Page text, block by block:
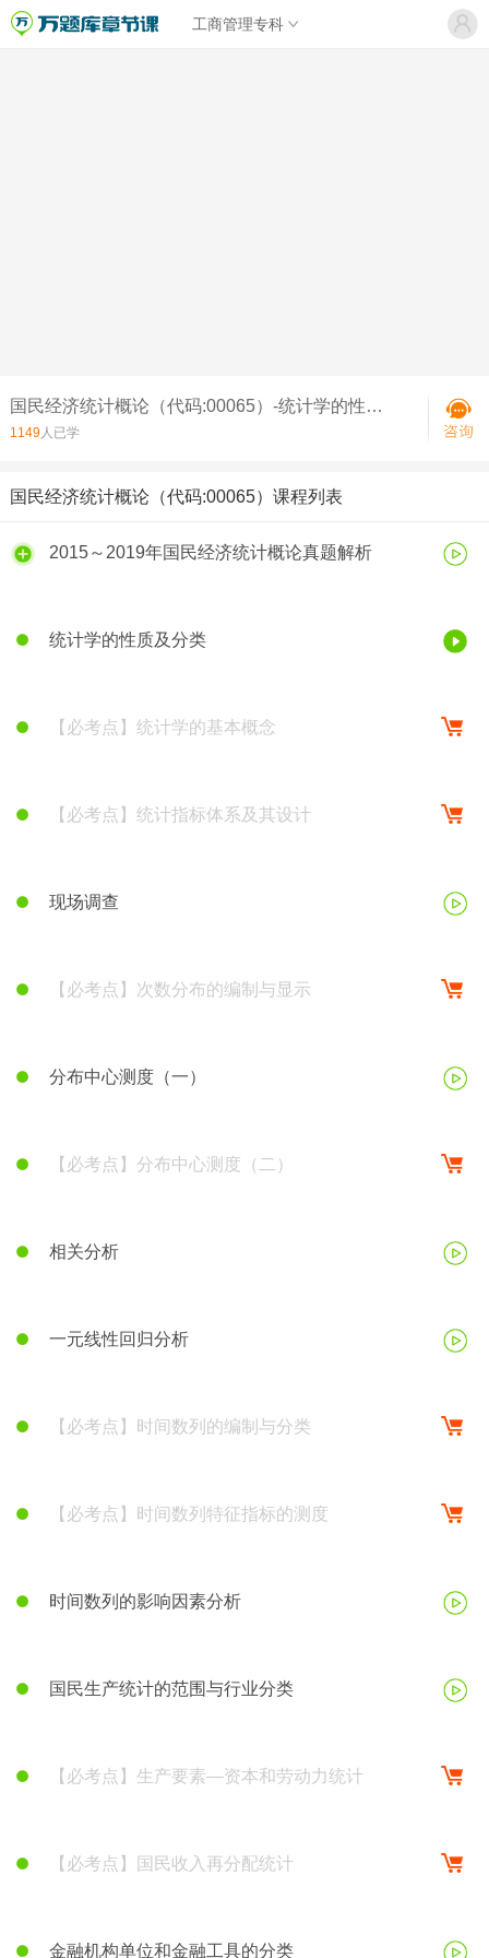
工商管理专科
国民经济统计概论（代码:00065）-统计学的性质及分类
1149人已学
国民经济统计概论（代码:00065）课程列表
2015～2019年国民经济统计概论真题解析
统计学的性质及分类
【必考点】统计学的基本概念
【必考点】统计指标体系及其设计
现场调查
【必考点】次数分布的编制与显示
分布中心测度（一）
【必考点】分布中心测度（二）
相关分析
一元线性回归分析
【必考点】时间数列的编制与分类
【必考点】时间数列特征指标的测度
时间数列的影响因素分析
国民生产统计的范围与行业分类
【必考点】生产要素—资本和劳动力统计
【必考点】国民收入再分配统计
金融机构单位和金融工具的分类